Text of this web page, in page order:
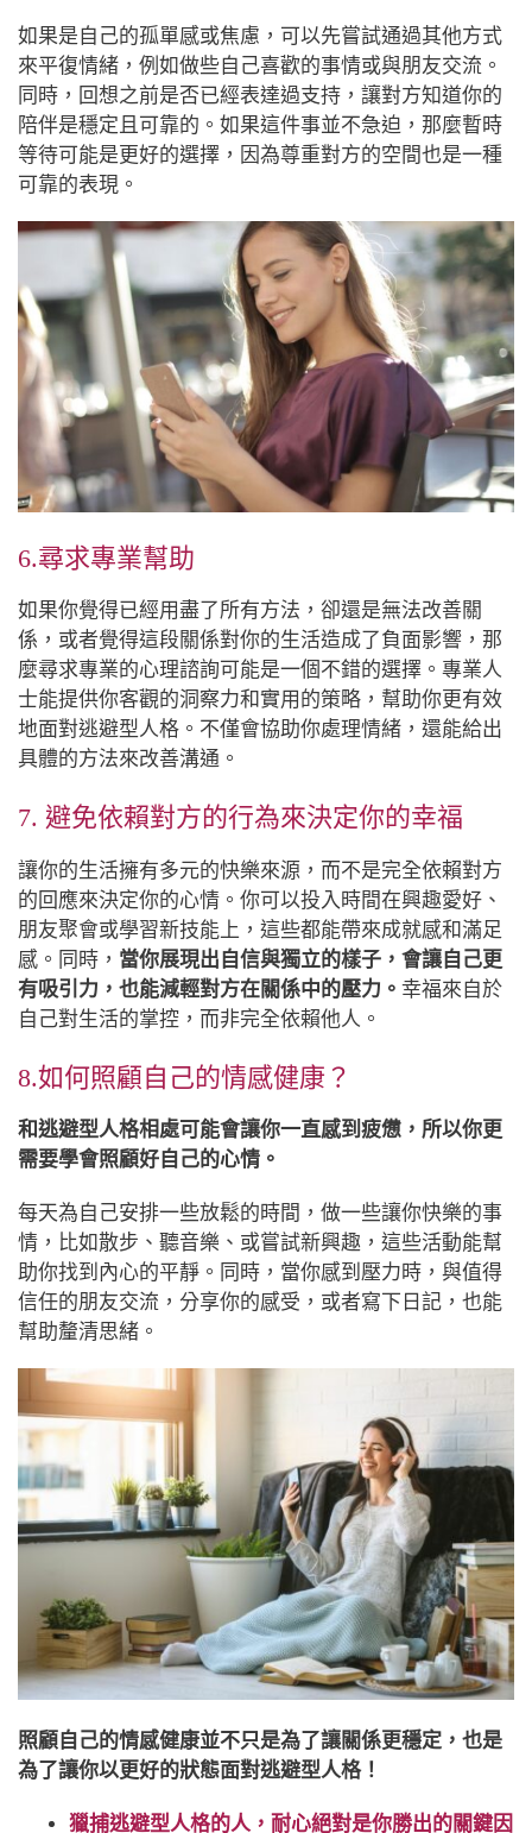
如果是自己的孤單感或焦慮，可以先嘗試通過其他方式
來平復情緒，例如做些自己喜歡的事情或與朋友交流。
同時，回想之前是否已經表達過支持，讓對方知道你的
陪伴是穩定且可靠的。如果這件事並不急迫，那麼暫時
等待可能是更好的選擇，因為尊重對方的空間也是一種
可靠的表現。
6.尋求專業幫助
如果你覺得已經用盡了所有方法，卻還是無法改善關
係，或者覺得這段關係對你的生活造成了負面影響，那
麼尋求專業的心理諮詢可能是一個不錯的選擇。專業人
士能提供你客觀的洞察力和實用的策略，幫助你更有效
地面對逃避型人格。不僅會協助你處理情緒，還能給出
具體的方法來改善溝通。
7. 避免依賴對方的行為來決定你的幸福
讓你的生活擁有多元的快樂來源，而不是完全依賴對方
的回應來決定你的心情。你可以投入時間在興趣愛好、
朋友聚會或學習新技能上，這些都能帶來成就感和滿足
感。同時， 當你展現出自信與獨立的樣子，會讓自己更
有吸引力，也能減輕對方在關係中的壓力。 幸福來自於
自己對生活的掌控，而非完全依賴他人。
8.如何照顧自己的情感健康？
和逃避型人格相處可能會讓你一直感到疲憊，所以你更
需要學會照顧好自己的心情。
每天為自己安排一些放鬆的時間，做一些讓你快樂的事
情，比如散步、聽音樂、或嘗試新興趣，這些活動能幫
助你找到內心的平靜。同時，當你感到壓力時，與值得
信任的朋友交流，分享你的感受，或者寫下日記，也能
幫助釐清思緒。
照顧自己的情感健康並不只是為了讓關係更穩定，也是
為了讓你以更好的狀態面對逃避型人格！
獵捕逃避型人格的人，耐心絕對是你勝出的關鍵因